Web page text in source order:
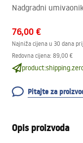
Nadgradni
76,00 €
Najniža cijena u 30 dana
Redovna cijena: 89,00 €
Pitajte za
Opis proizvoda